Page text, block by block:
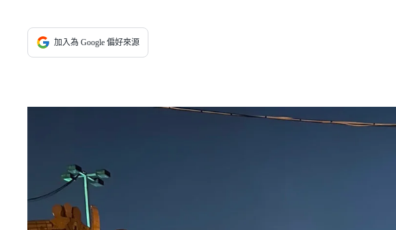
加入為 Google 偏好來源